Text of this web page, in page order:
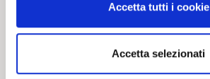
Accetta tutti i cookie
Accetta selezionati
CARNEVALE
ROSSOBLU’